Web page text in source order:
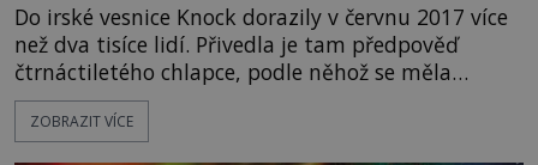
Do irské vesnice Knock dorazily v červnu 2017 více
než dva tisíce lidí. Přivedla je tam předpověď
čtrnáctiletého chlapce, podle něhož se měla
přesně ve tři hodiny odpoledne zjevit Panna Marie.
Když slunce vystoupilo z mraků, část davu začala
ZOBRAZIT VÍCE